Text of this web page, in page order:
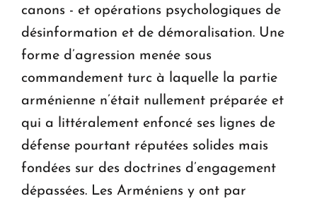
canons - et opérations psychologiques de
désinformation et de démoralisation. Une
forme d’agression menée sous
commandement turc à laquelle la partie
arménienne n’était nullement préparée et
qui a littéralement enfoncé ses lignes de
défense pourtant réputées solides mais
fondées sur des doctrines d’engagement
dépassées. Les Arméniens y ont par